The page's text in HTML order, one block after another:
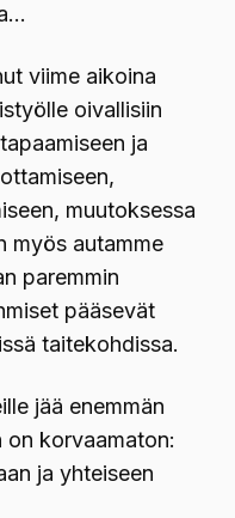
viime aikoina
oivallisiin
ja
muutoksessa
myös autamme
paremmin
pääsevät
taitekohdissa.
jää enemmän
on korvaamaton:
ja yhteiseen